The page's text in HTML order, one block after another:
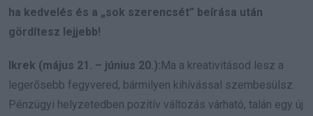
ha kedvelés és a „sok szerencsét” beírása után
gördítesz lejjebb!
Ikrek (május 21. – június 20.):Ma a kreativitásod lesz a
legerősebb fegyvered, bármilyen kihívással szembesülsz.
Pénzügyi helyzetedben pozitív változás várható, talán egy új